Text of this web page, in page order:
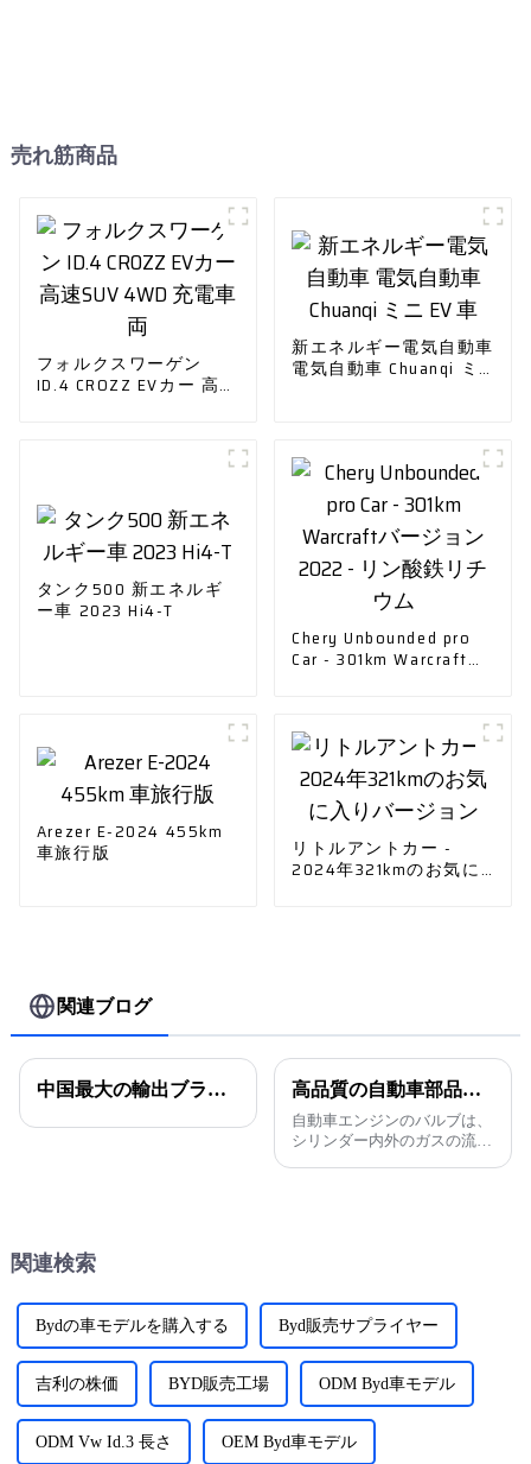
売れ筋商品
フォルクスワーゲン
ID.4 CROZZ EVカー 高速
新エネルギー電気自動車
電気自動車 Chuanqi ミ
タンク500 新エネルギ
ー車 2023 Hi4-T
Chery Unbounded pro
Car - 301km Warcraftバ
Arezer E-2024 455km
車旅行版
リトルアントカー -
2024年321kmのお気に
関連ブログ
中国最大の輸出ブランド！MGは2023年に84万台を販売、先進国でほぼ半数 高品質の自動車部品エンジンバルブ
自動車エンジンのバルブは、
シリンダー内外のガスの流れ
関連検索
Bydの車モデルを購入する Byd販売サプライヤー
吉利の株価 BYD販売工場 ODM Byd車モデル
ODM Vw Id.3 長さ OEM Byd車モデル